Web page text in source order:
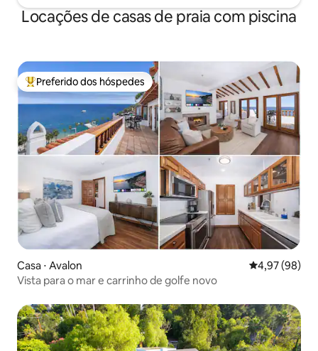
Locações de casas de praia com piscina
Entre os melhores preferidos dos hóspedes
Preferido dos hóspedes
Casa ⋅ Avalon 4,97 de uma
4,97 (98)
Vista para o mar e carrinho de golfe novo